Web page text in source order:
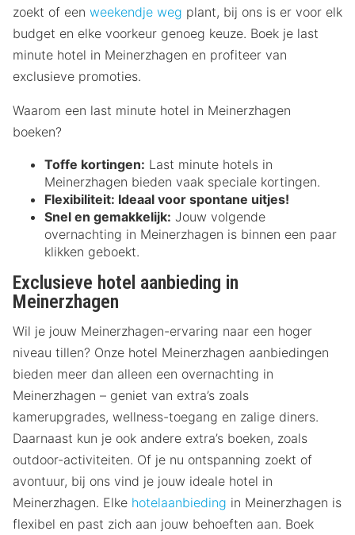
zoekt of een weekendje weg plant, bij ons is er voor elk
budget en elke voorkeur genoeg keuze. Boek je last
minute hotel in Meinerzhagen en profiteer van
exclusieve promoties.
Waarom een last minute hotel in Meinerzhagen
boeken?
Toffe kortingen: Last minute hotels in
Meinerzhagen bieden vaak speciale kortingen.
Flexibiliteit: Ideaal voor spontane uitjes!
Snel en gemakkelijk: Jouw volgende
overnachting in Meinerzhagen is binnen een paar
klikken geboekt.
Exclusieve hotel aanbieding in
Meinerzhagen
Wil je jouw Meinerzhagen-ervaring naar een hoger
niveau tillen? Onze hotel Meinerzhagen aanbiedingen
bieden meer dan alleen een overnachting in
Meinerzhagen – geniet van extra’s zoals
kamerupgrades, wellness-toegang en zalige diners.
Daarnaast kun je ook andere extra’s boeken, zoals
outdoor-activiteiten. Of je nu ontspanning zoekt of
avontuur, bij ons vind je jouw ideale hotel in
Meinerzhagen. Elke hotelaanbieding in Meinerzhagen is
flexibel en past zich aan jouw behoeften aan. Boek